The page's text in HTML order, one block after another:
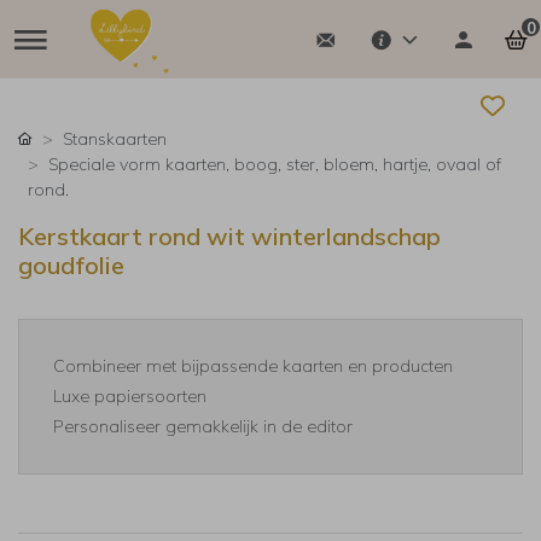
0
Stanskaarten
Speciale vorm kaarten, boog, ster, bloem, hartje, ovaal of
rond.
Kerstkaart rond wit winterlandschap
goudfolie
Combineer met bijpassende kaarten en producten
Luxe papiersoorten
Personaliseer gemakkelijk in de editor